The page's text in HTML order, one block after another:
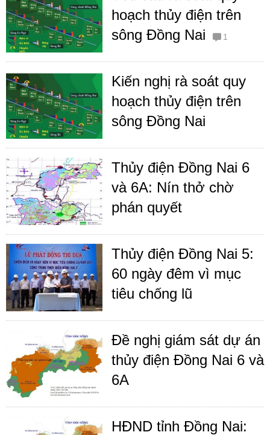
hoạch thủy điện trên
sông Đồng Nai
1
Kiến nghị rà soát quy
hoạch thủy điện trên
sông Đồng Nai
Thủy điện Đồng Nai 6
và 6A: Nín thở chờ
phán quyết
Thủy điện Đồng Nai 5:
60 ngày đêm vì mục
tiêu chống lũ
Đề nghị giám sát dự án
thủy điện Đồng Nai 6 và
6A
HĐND tỉnh Đồng Nai: